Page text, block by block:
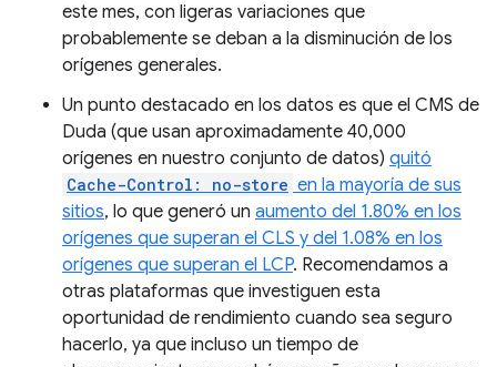
este mes, con ligeras variaciones que
probablemente se deban a la disminución de los
orígenes generales.
Un punto destacado en los datos es que el CMS de
Duda (que usan aproximadamente 40,000
orígenes en nuestro conjunto de datos) quitó
Cache-Control: no-store en la mayoría de sus
sitios, lo que generó un aumento del 1.80% en los
orígenes que superan el CLS y del 1.08% en los
orígenes que superan el LCP. Recomendamos a
otras plataformas que investiguen esta
oportunidad de rendimiento cuando sea seguro
hacerlo, ya que incluso un tiempo de